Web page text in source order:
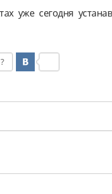
уже сегодня
?